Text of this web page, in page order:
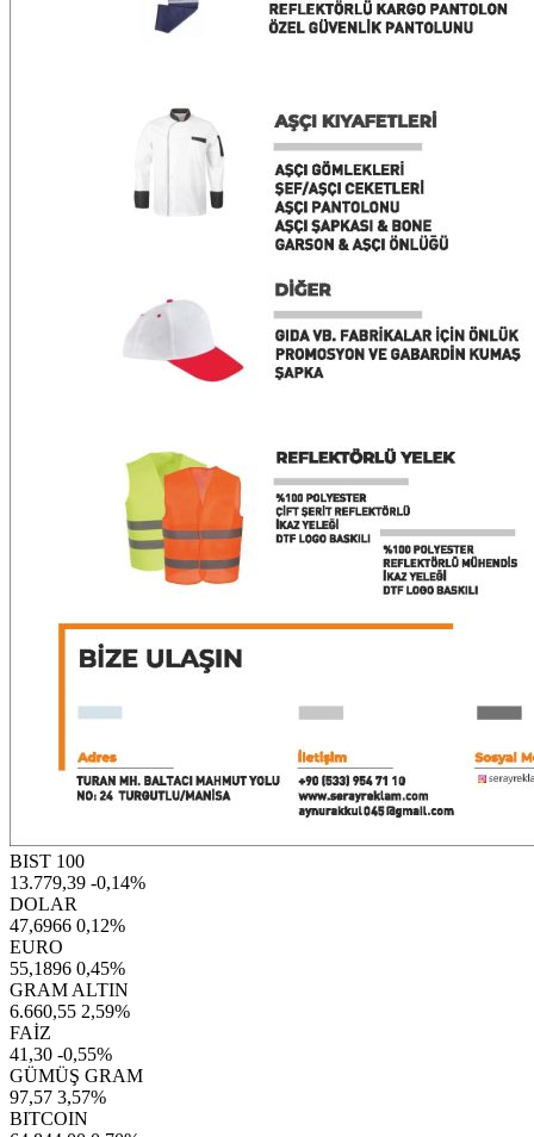
BIST 100
13.779,39 -0,14%
DOLAR
47,6966 0,12%
EURO
55,1896 0,45%
GRAM ALTIN
6.660,55 2,59%
FAİZ
41,30 -0,55%
GÜMÜŞ GRAM
97,57 3,57%
BITCOIN